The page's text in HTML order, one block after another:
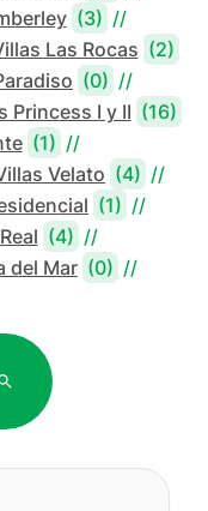
(3) //
Las Rocas (2)
(0) //
Princess I y II (16)
(1) //
Velato (4) //
(1) //
(4) //
del Mar (0) //